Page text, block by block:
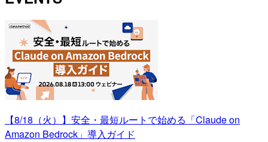
【8/18（火）】安全・最短ルートで始める「Claude on
Amazon Bedrock」導入ガイド